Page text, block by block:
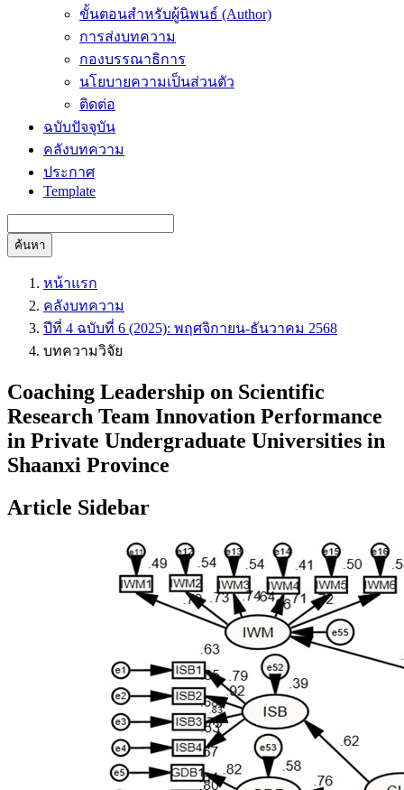
ขั้นตอนสำหรับผู้นิพนธ์ (Author)
การส่งบทความ
กองบรรณาธิการ
นโยบายความเป็นส่วนตัว
ติดต่อ
ฉบับปัจจุบัน
คลังบทความ
ประกาศ
Template
ค้นหา
หน้าแรก
คลังบทความ
ปีที่ 4 ฉบับที่ 6 (2025): พฤศจิกายน-ธันวาคม 2568
บทความวิจัย
Coaching Leadership on Scientific
Research Team Innovation Performance
in Private Undergraduate Universities in
Shaanxi Province
Article Sidebar